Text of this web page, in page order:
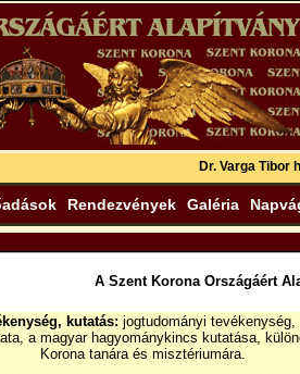
Dr. Varga Tibor
Rendezvények Galéria
A Szent Korona Országáért
kutatás: jogtudományi
a magyar hagyománykincs kutatása,
Korona tanára és misztériumára.